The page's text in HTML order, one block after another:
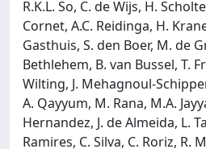
R.K.L. So, C. de Wijs, H.
Cornet, A.C. Reidinga, H.
Gasthuis, S. den Boer, M. de
Bethlehem, B. van Bussel, T.
Wilting, J. Mehagnoul-
A. Qayyum, M. Rana, M.A.
Hernandez, J. de Almeida, L.
Ramires, C. Silva, C. Roriz, R.